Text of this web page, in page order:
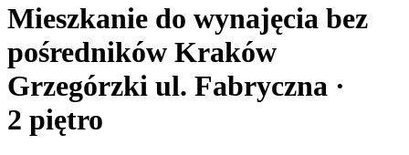
Mieszkanie do wynajęcia bez
pośredników Kraków
Grzegórzki ul. Fabryczna ·
2 piętro